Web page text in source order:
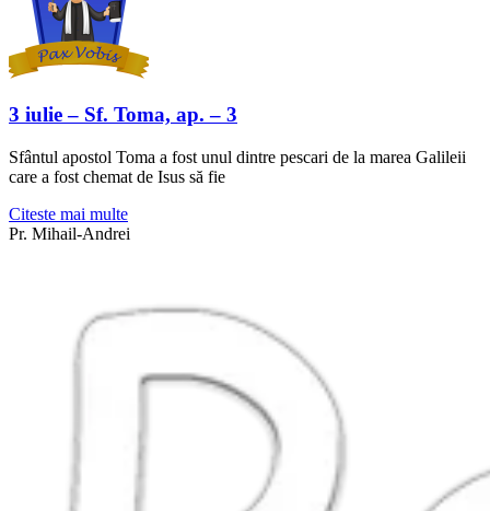
3 iulie – Sf. Toma, ap. – 3
Sfântul apostol Toma a fost unul dintre pescari de la marea Galileii
care a fost chemat de Isus să fie
Citeste mai multe
Pr. Mihail-Andrei